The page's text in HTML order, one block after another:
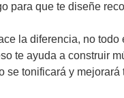
para que te diseñe
la diferencia, no
te ayuda a construir
tonificará y